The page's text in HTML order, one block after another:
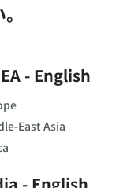
- English
East Asia